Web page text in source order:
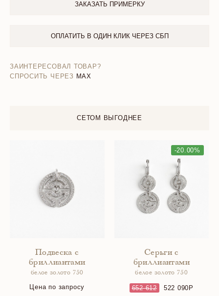
ЗАКАЗАТЬ ПРИМЕРКУ
ОПЛАТИТЬ В ОДИН КЛИК ЧЕРЕЗ СБП
ЗАИНТЕРЕСОВАЛ ТОВАР?
СПРОСИТЬ ЧЕРЕЗ MAX
СЕТОМ ВЫГОДНЕЕ
Подвеска с
бриллиантами
белое золото 750
Цена по запросу
-20.00%
Серьги с
бриллиантами
белое золото 750
652 612 522 090